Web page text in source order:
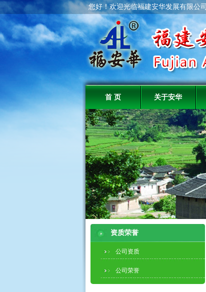
您好！欢迎光临福建安华发展有限公司
首 页 关于安华
资质荣誉
公司资质
公司荣誉